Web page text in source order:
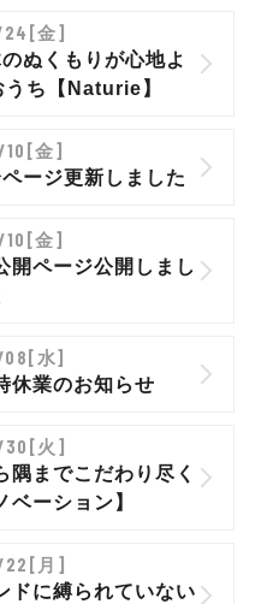
金]
ぬくもりが心地よ
ち【Naturie】
金]
ージ更新しました
金]
開ページ公開しまし
水]
休業のお知らせ
火]
隅までこだわり尽く
ベーション】
月]
ドに縛られていない